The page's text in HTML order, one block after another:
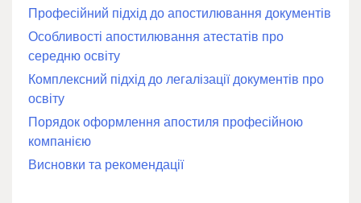
Професійний підхід до апостилювання документів
Особливості апостилювання атестатів про
середню освіту
Комплексний підхід до легалізації документів про
освіту
Порядок оформлення апостиля професійною
компанією
Висновки та рекомендації